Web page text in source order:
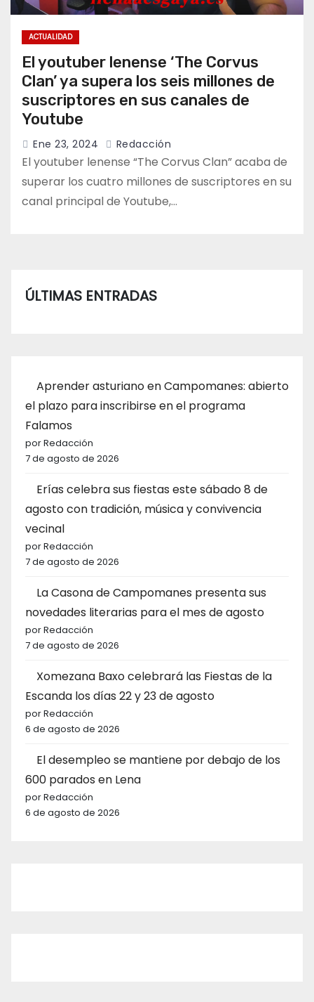
ACTUALIDAD
El youtuber lenense ‘The Corvus
Clan’ ya supera los seis millones de
suscriptores en sus canales de
Youtube
Ene 23, 2024 Redacción
El youtuber lenense “The Corvus Clan” acaba de
superar los cuatro millones de suscriptores en su
canal principal de Youtube,…
ÚLTIMAS ENTRADAS
Aprender asturiano en Campomanes: abierto
el plazo para inscribirse en el programa
Falamos
por Redacción
7 de agosto de 2026
Erías celebra sus fiestas este sábado 8 de
agosto con tradición, música y convivencia
vecinal
por Redacción
7 de agosto de 2026
La Casona de Campomanes presenta sus
novedades literarias para el mes de agosto
por Redacción
7 de agosto de 2026
Xomezana Baxo celebrará las Fiestas de la
Escanda los días 22 y 23 de agosto
por Redacción
6 de agosto de 2026
El desempleo se mantiene por debajo de los
600 parados en Lena
por Redacción
6 de agosto de 2026